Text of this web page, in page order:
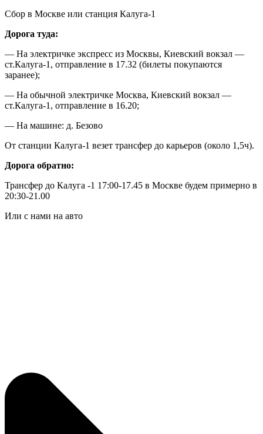
Сбор в Москве или станция Калуга-1
Дорога туда:
— На электричке экспресс из Москвы, Киевский вокзал —
ст.Калуга-1, отправление в 17.32 (билеты покупаются
заранее);
— На обычной электричке Москва, Киевский вокзал —
ст.Калуга-1, отправление в 16.20;
— На машине: д. Безово
От станции Калуга-1 везет трансфер до карьеров (около 1,5ч).
Дорога обратно:
Трансфер до Калуга -1 17:00-17.45 в Москве будем примерно в
20:30-21.00
Или с нами на авто